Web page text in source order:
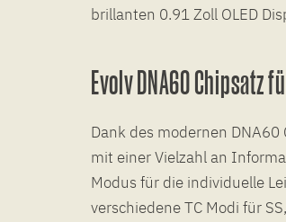
brillanten 0.91 Zoll OLED
Evolv DNA60
Dank des modernen DNA60
mit einer Vielzahl an
Modus für die individuelle
verschiedene TC Modi für